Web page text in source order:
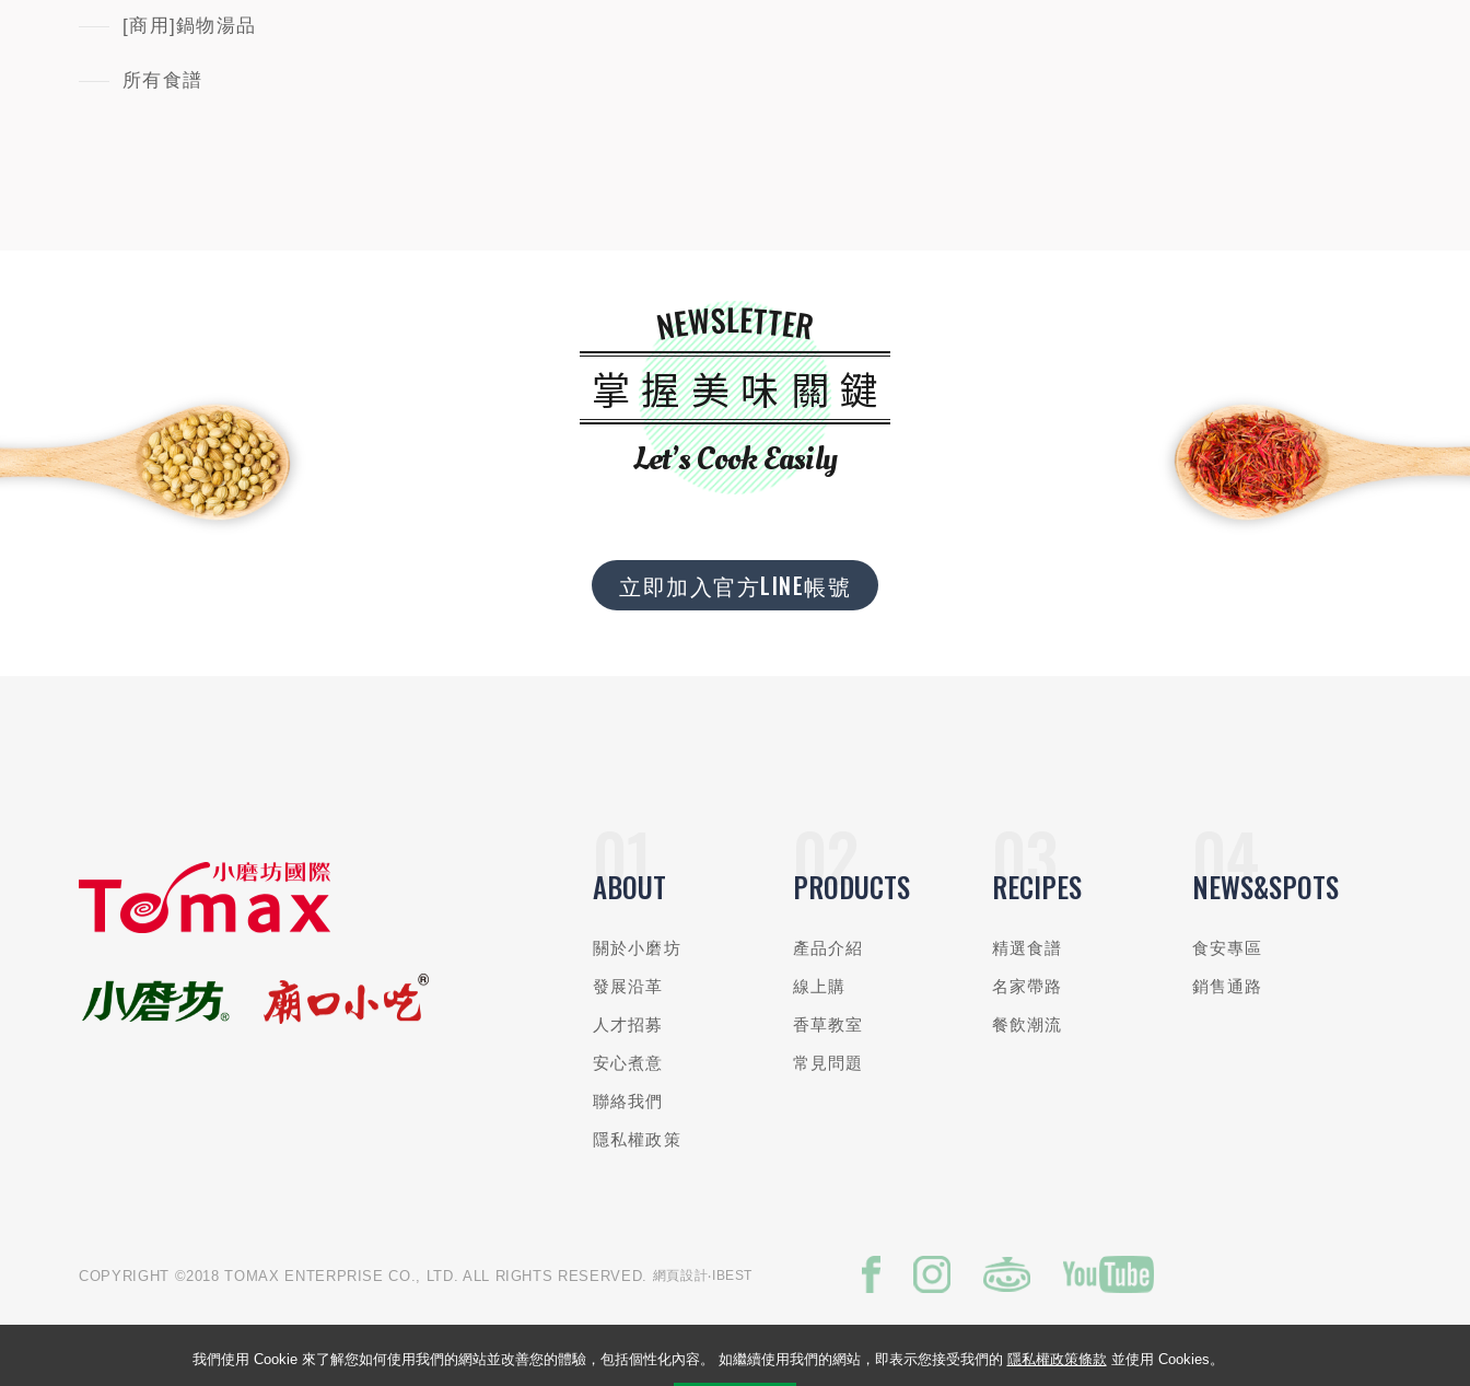
[商用]鍋物湯品
所有食譜
NEWSLETTER
掌握美味關鍵
Let’s Cook Easily
立即加入官方LINE帳號
ABOUT
關於小磨坊
發展沿革
人才招募
安心煮意
聯絡我們
隱私權政策
PRODUCTS
產品介紹
線上購
香草教室
常見問題
RECIPES
精選食譜
名家帶路
餐飲潮流
NEWS&SPOTS
食安專區
銷售通路
COPYRIGHT ©2018 TOMAX ENTERPRISE CO., LTD. ALL RIGHTS RESERVED. 網頁設計‧IBEST
我們使用 Cookie 來了解您如何使用我們的網站並改善您的體驗，包括個性化內容。 如繼續使用我們的網站，即表示您接受我們的 隱私權政策條款 並使用 Cookies。